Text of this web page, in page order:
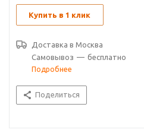
Купить в 1 клик
Доставка в Москва
Самовывоз — бесплатно
Подробнее
Поделиться